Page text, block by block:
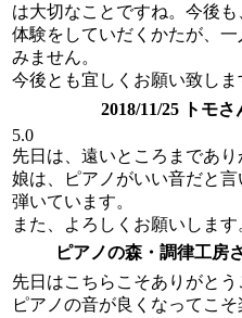
は大切なことですね。今後
体験をしていだくかたが、
みません。
今後とも宜しくお願い致しま
2018/11/25 トモ
5.0
先日は、遠いところまであり
娘は、ピアノがいい音だと
弾いています。
また、よろしくお願いします
ピアノの森・調律工房
先日はこちらこそありがとう
ピアノの音が良くなってこ